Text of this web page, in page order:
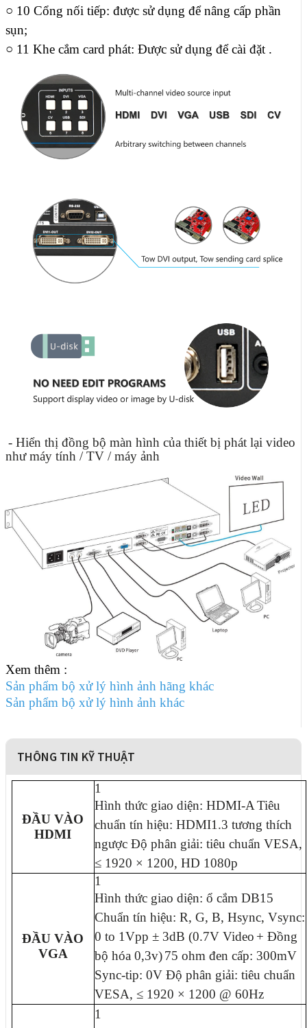
○ 10 Cổng nối tiếp: được sử dụng để nâng cấp phần
sụn;
○ 11 Khe cắm card phát: Được sử dụng để cài đặt .
- Hiển thị đồng bộ màn hình của thiết bị phát lại video
như máy tính / TV / máy ảnh
Xem thêm :
Sản phẩm bộ xử lý hình ảnh hãng khác
Sản phẩm bộ xử lý hình ảnh khác
THÔNG TIN KỸ THUẬT
ĐẦU VÀO
HDMI
1
Hình thức giao diện: HDMI-A Tiêu
chuẩn tín hiệu: HDMI1.3 tương thích
ngược Độ phân giải: tiêu chuẩn VESA,
≤ 1920 × 1200, HD 1080p
ĐẦU VÀO
VGA
1
Hình thức giao diện: ổ cắm DB15
Chuẩn tín hiệu: R, G, B, Hsync, Vsync:
0 to 1Vpp ± 3dB (0.7V Video + Đồng
bộ hóa 0,3v) 75 ohm đen cấp: 300mV
Sync-tip: 0V Độ phân giải: tiêu chuẩn
VESA, ≤ 1920 × 1200 @ 60Hz
1